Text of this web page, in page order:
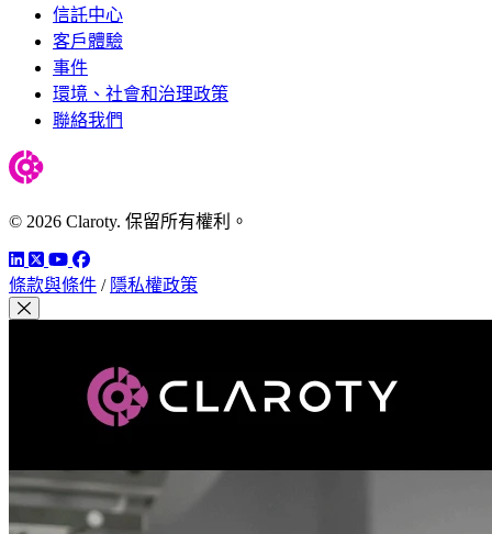
信託中心
客戶體驗
事件
環境、社會和治理政策
聯絡我們
© 2026 Claroty. 保留所有權利。
LinkedIn
TwitterYouTube
Facebook
條款與條件 / 隱私權政策